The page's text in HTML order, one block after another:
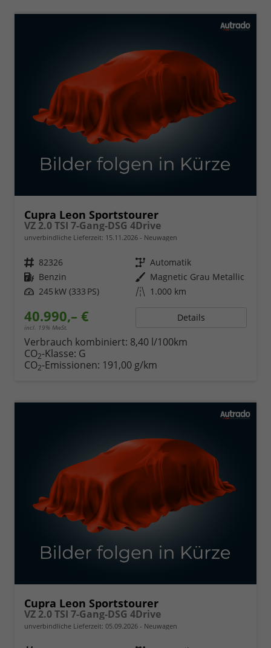
Cupra Leon Sportstourer
VZ 2.0 TSI 7-Gang-DSG 4Drive
unverbindliche Lieferzeit: 15.11.2026 Neuwagen
Fahrzeugnr. 82326 Getriebe Automatik
Kraftstoff Benzin Außenfarbe Magnetic Grau Metallic
Leistung 245 kW (333 PS) Kilometerstand 1.000 km
40.990,– €
incl. 19% MwSt.
Details
Verbrauch kombiniert: 8,40 l/100km
CO2-Klasse: G
CO2-Emissionen: 191,00 g/km
Cupra Leon Sportstourer
VZ 2.0 TSI 7-Gang-DSG 4Drive
unverbindliche Lieferzeit: 05.09.2026 Neuwagen